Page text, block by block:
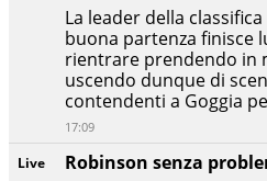
Live
Robinson senza
La leader della
buona partenza finisce
rientrare prendendo in
uscendo dunque di
contendenti a Goggia
17:09